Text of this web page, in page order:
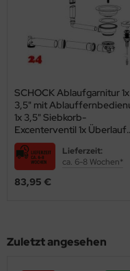
SCHOCK Ablaufgarnitur 1x
3,5" mit
1x 3,5" Siebkorb-
Excenterventil 1x Überlauf
rechteckig mit Blende
Ablaufgarnitur Komplett
(411069CHR)
Lieferzeit:
ca. 6-8 Wochen*
83,95 €
Zuletzt angesehen